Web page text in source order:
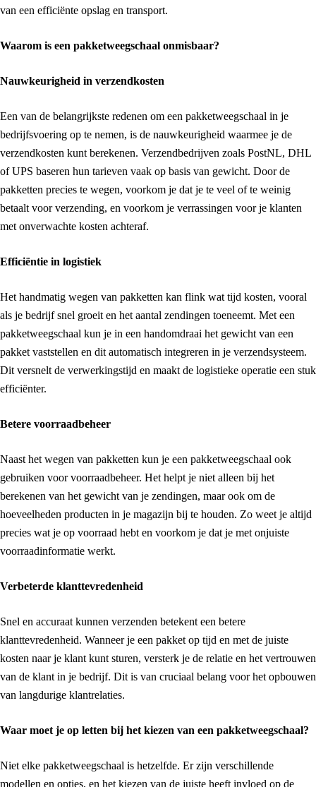
van een efficiënte opslag en transport.
Waarom is een pakketweegschaal onmisbaar?
Nauwkeurigheid in verzendkosten
Een van de belangrijkste redenen om een pakketweegschaal in je
bedrijfsvoering op te nemen, is de nauwkeurigheid waarmee je de
verzendkosten kunt berekenen. Verzendbedrijven zoals PostNL, DHL
of UPS baseren hun tarieven vaak op basis van gewicht. Door de
pakketten precies te wegen, voorkom je dat je te veel of te weinig
betaalt voor verzending, en voorkom je verrassingen voor je klanten
met onverwachte kosten achteraf.
Efficiëntie in logistiek
Het handmatig wegen van pakketten kan flink wat tijd kosten, vooral
als je bedrijf snel groeit en het aantal zendingen toeneemt. Met een
pakketweegschaal kun je in een handomdraai het gewicht van een
pakket vaststellen en dit automatisch integreren in je verzendsysteem.
Dit versnelt de verwerkingstijd en maakt de logistieke operatie een stuk
efficiënter.
Betere voorraadbeheer
Naast het wegen van pakketten kun je een pakketweegschaal ook
gebruiken voor voorraadbeheer. Het helpt je niet alleen bij het
berekenen van het gewicht van je zendingen, maar ook om de
hoeveelheden producten in je magazijn bij te houden. Zo weet je altijd
precies wat je op voorraad hebt en voorkom je dat je met onjuiste
voorraadinformatie werkt.
Verbeterde klanttevredenheid
Snel en accuraat kunnen verzenden betekent een betere
klanttevredenheid. Wanneer je een pakket op tijd en met de juiste
kosten naar je klant kunt sturen, versterk je de relatie en het vertrouwen
van de klant in je bedrijf. Dit is van cruciaal belang voor het opbouwen
van langdurige klantrelaties.
Waar moet je op letten bij het kiezen van een pakketweegschaal?
Niet elke pakketweegschaal is hetzelfde. Er zijn verschillende
modellen en opties, en het kiezen van de juiste heeft invloed op de